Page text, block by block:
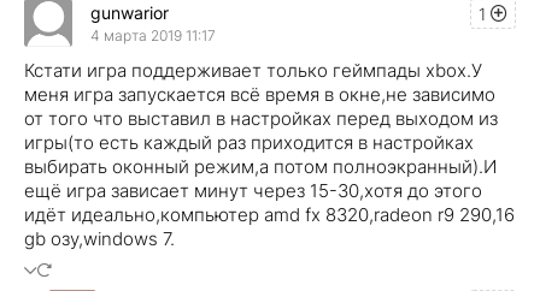
1
gunwarior
4 марта 2019 11:17
Кстати игра поддерживает только геймпады xbox.У
меня игра запускается всё время в окне,не зависимо
от того что выставил в настройках перед выходом из
игры(то есть каждый раз приходится в настройках
выбирать оконный режим,а потом полноэкранный).И
ещё игра зависает минут через 15-30,хотя до этого
идёт идеально,компьютер amd fx 8320,radeon r9 290,16
gb озу,windows 7.